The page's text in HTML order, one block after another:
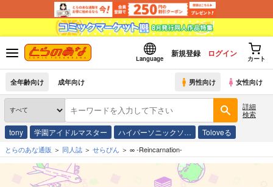
Language
新規登録 ログイン
カート
全年齢向け 成年向け 男性向け 女性向け
詳細
検索
tony 学園アイドルマスター ハイパーソニックソ… Toloveる
とらのあな通販 同人誌 せらぴん ∞ -Reincarnation-